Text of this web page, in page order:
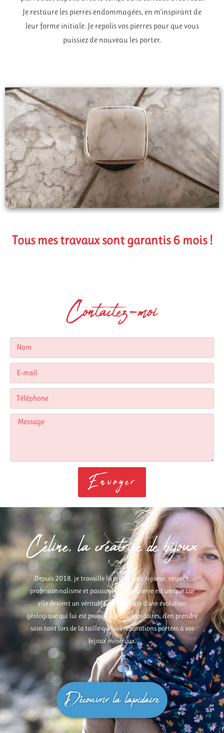
Je restaure les pierres endommagées, en m’inspirant de
leur forme initiale. Je repolis vos pierres pour que vous
puissiez de nouveau les porter.
Tous mes travaux sont garantis 6 mois !
Contactez-moi
Envoyer
Céline, la créatrice de bijoux
Depuis 2018, je travaille la pierre avec rigueur, respect,
professionnalisme et passion. Chaque pierre est unique car
elle devient un véritable témoignage d’une évolution
géologique qui lui est propre. A nous, lapidaires, d’en prendre
soin tant lors de la taille que des réparations portées à vos
bijoux minéraux.
Découvrir la lapidaire